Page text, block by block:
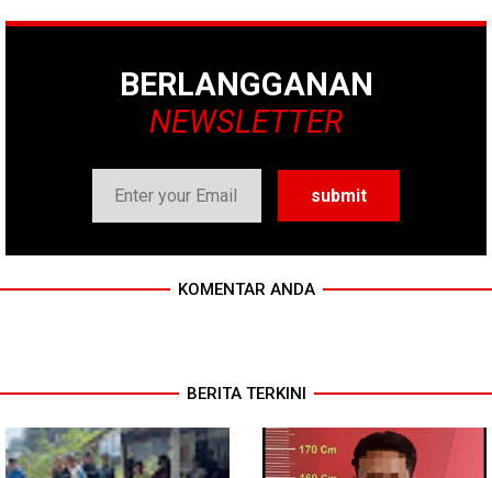
BERLANGGANAN
NEWSLETTER
KOMENTAR ANDA
BERITA TERKINI